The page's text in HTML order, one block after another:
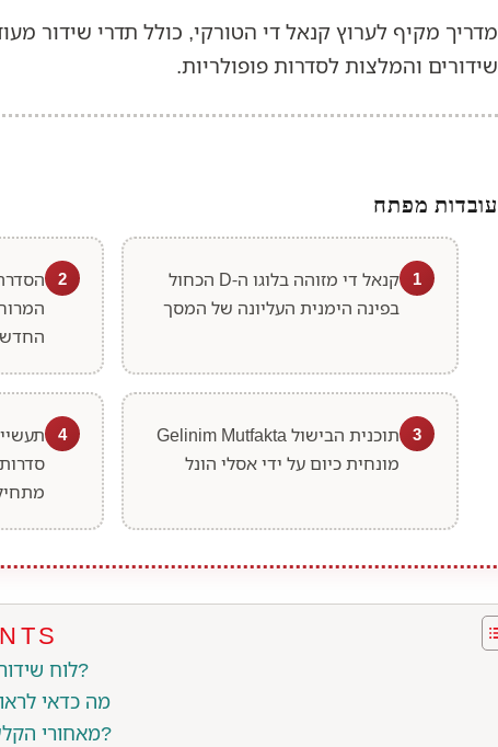
שידורים והמלצות לסדרות פופולריות.
עובדות מפתח
1
קנאל די מזוהה בלוגו ה-D הכחול
בפינה הימנית העליונה של המסך
2
3
תוכנית הבישול Gelinim Mutfakta
מונחית כיום על ידי אסלי הונל
4
לוח שידורים קנאל די: מה משודר היום?
מה כדאי
מאחורי הקלעים: מי עומד מאחורי הערוץ?